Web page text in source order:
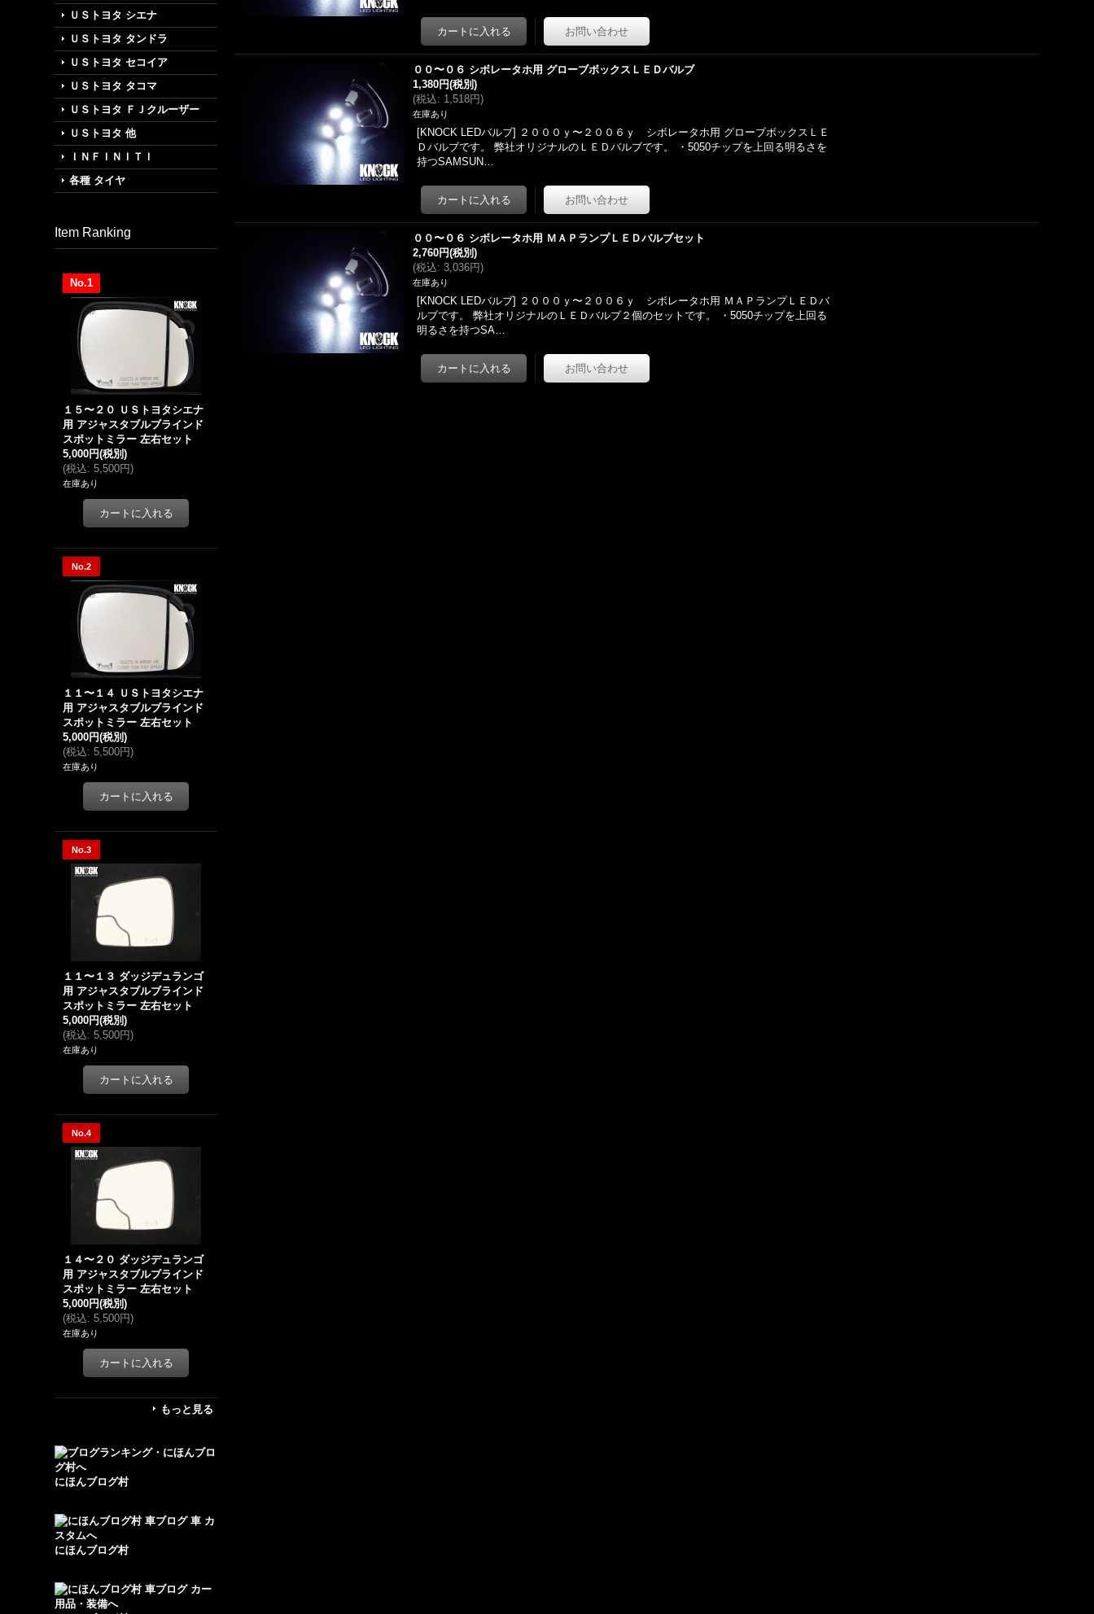
ＵＳトヨタ シエナ
ＵＳトヨタ タンドラ
ＵＳトヨタ セコイア
ＵＳトヨタ タコマ
ＵＳトヨタ ＦＪクルーザー
ＵＳトヨタ 他
ＩＮＦＩＮＩＴＩ
各種 タイヤ
Item Ranking
No.1
１５〜２０ ＵＳトヨタシエナ
用 アジャスタブルブラインド
スポットミラー 左右セット
5,000円(税別)
(税込: 5,500円)
在庫あり
No.2
１１〜１４ ＵＳトヨタシエナ
用 アジャスタブルブラインド
スポットミラー 左右セット
5,000円(税別)
(税込: 5,500円)
在庫あり
No.3
１１〜１３ ダッジデュランゴ
用 アジャスタブルブラインド
スポットミラー 左右セット
5,000円(税別)
(税込: 5,500円)
在庫あり
No.4
１４〜２０ ダッジデュランゴ
用 アジャスタブルブラインド
スポットミラー 左右セット
5,000円(税別)
(税込: 5,500円)
在庫あり
もっと見る
にほんブログ村
にほんブログ村
００〜０６ シボレータホ用 グローブボックスＬＥＤバルブ
1,380円(税別)
(税込: 1,518円)
在庫あり
[KNOCK LEDバルブ] ２０００ｙ〜２００６ｙ シボレータホ用 グローブボックスＬＥ
Ｄバルブです。 弊社オリジナルのＬＥＤバルブです。 ・5050チップを上回る明るさを
持つSAMSUN…
００〜０６ シボレータホ用 ＭＡＰランプＬＥＤバルブセット
2,760円(税別)
(税込: 3,036円)
在庫あり
[KNOCK LEDバルブ] ２０００ｙ〜２００６ｙ シボレータホ用 ＭＡＰランプＬＥＤバ
ルブです。 弊社オリジナルのＬＥＤバルブ２個のセットです。 ・5050チップを上回る
明るさを持つSA…